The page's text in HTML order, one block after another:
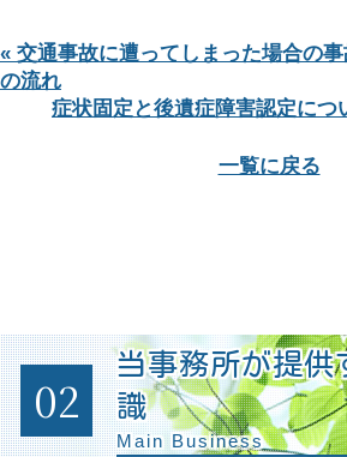
« 交通事故に遭ってしまった場合の
の流れ
症状固定と後遺症障害認定につ
一覧に戻る
02
当事務所が提供
識
Main Business